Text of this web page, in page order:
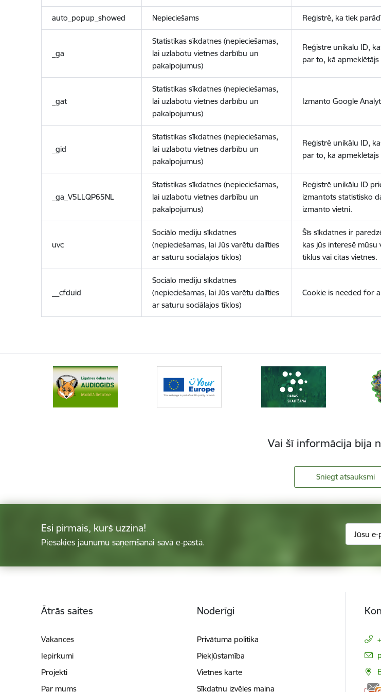
auto_popup_showed Nepieciešams Reģistrē, ka tiek
_ga
Statistikas sīkdatnes (nepieciešamas,
lai uzlabotu vietnes darbību un
pakalpojumus)
Reģistrē unikālu ID,
par to, kā
_gat
Statistikas sīkdatnes (nepieciešamas,
lai uzlabotu vietnes darbību un
pakalpojumus)
Izmanto Google
_gid
Statistikas sīkdatnes (nepieciešamas,
lai uzlabotu vietnes darbību un
pakalpojumus)
Reģistrē unikālu ID,
par to, kā
_ga_V5LLQP65NL
Statistikas sīkdatnes (nepieciešamas,
lai uzlabotu vietnes darbību un
pakalpojumus)
Reģistrē unikālu ID
izmantots statistisko
izmanto vietni.
uvc
Sociālo mediju sīkdatnes
(nepieciešamas, lai Jūs varētu dalīties
ar saturu sociālajos tīklos)
Šīs sīkdatnes ir
kas jūs interesē
tīklus vai citas vietnes.
__cfduid
Sociālo mediju sīkdatnes
(nepieciešamas, lai Jūs varētu dalīties
ar saturu sociālajos tīklos)
Cookie is needed for
Vai šī informācija bija
Sniegt atsauksmi
Esi pirmais, kurš uzzina!
Piesakies jaunumu saņemšanai savā e-pastā.
Ātrās saites
Vakances
Iepirkumi
Projekti
Par mums
Noderīgi
Privātuma politika
Piekļūstamība
Vietnes karte
Sīkdatņu izvēles maiņa